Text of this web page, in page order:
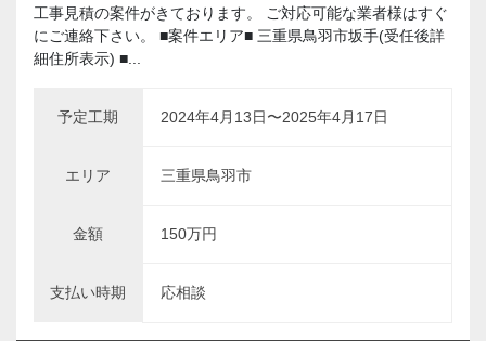
工事見積の案件がきております。 ご対応可能な業者様はすぐ
にご連絡下さい。 ■案件エリア■ 三重県鳥羽市坂手(受任後詳
細住所表示) ■...
予定工期 2024年4月13日〜2025年4月17日
エリア 三重県鳥羽市
金額 150万円
支払い時期 応相談